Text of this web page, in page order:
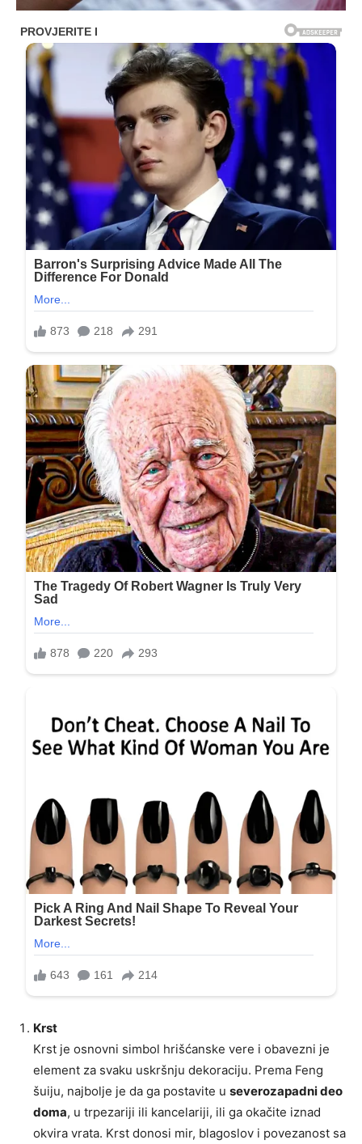
Krst
Krst je osnovni simbol hrišćanske vere i obavezni je
element za svaku uskršnju dekoraciju. Prema Feng
šuiju, najbolje je da ga postavite u severozapadni deo
doma, u trpezariji ili kancelariji, ili ga okačite iznad
okvira vrata. Krst donosi mir, blagoslov i povezanost sa